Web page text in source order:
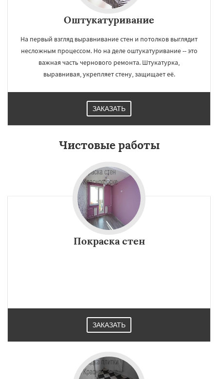
Оштукатуривание
На первый взгляд выравнивание стен и потолков выглядит
несложным процессом. Но на деле оштукатуривание -- это
важная часть чернового ремонта. Штукатурка,
выравнивая, укрепляет стену, защищает её.
ЗАКАЗАТЬ
Чистовые работы
Покраска стен
ЗАКАЗАТЬ